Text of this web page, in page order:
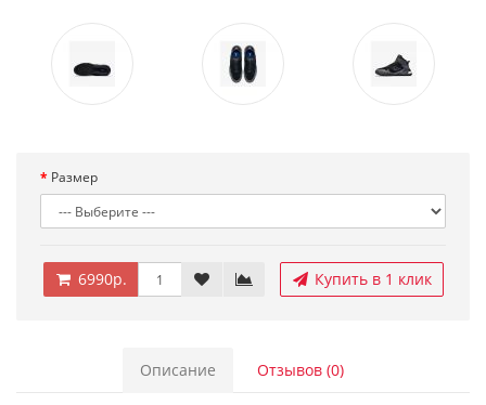
Размер
6990р. Купить в 1 клик
Описание Отзывов (0)